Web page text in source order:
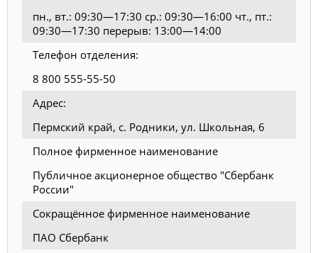
пн., вт.: 09:30—17:30 ср.: 09:30—16:00 чт., пт.:
09:30—17:30 перерыв: 13:00—14:00
Телефон отделения:
8 800 555-55-50
Адрес:
Пермский край, с. Родники, ул. Школьная, 6
Полное фирменное наименование
Публичное акционерное общество "Сбербанк
России"
Сокращённое фирменное наименование
ПАО Сбербанк